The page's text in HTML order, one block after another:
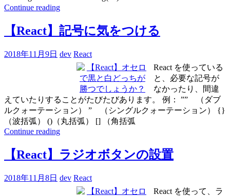
Continue reading
【React】記号に気をつける
2018年11月9日 dev React
React を使っている
と、必要な記号が
なかったり、間違
えていたりすることがたびたびあります。 例： ”” （ダブ
ルクォーテーション） ” （シングルクォーテーション） {}
（波括弧） ()（丸括弧） [] （角括弧
Continue reading
【React】ラジオボタンの設置
2018年11月8日 dev React
React を使って、ラ